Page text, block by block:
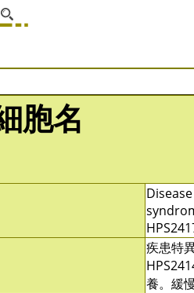
胞名
疾患特
養。緩